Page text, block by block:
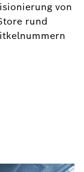
von
rund